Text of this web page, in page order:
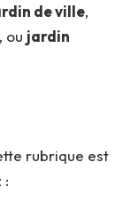
de ville,
, ou jardin
rubrique est
: